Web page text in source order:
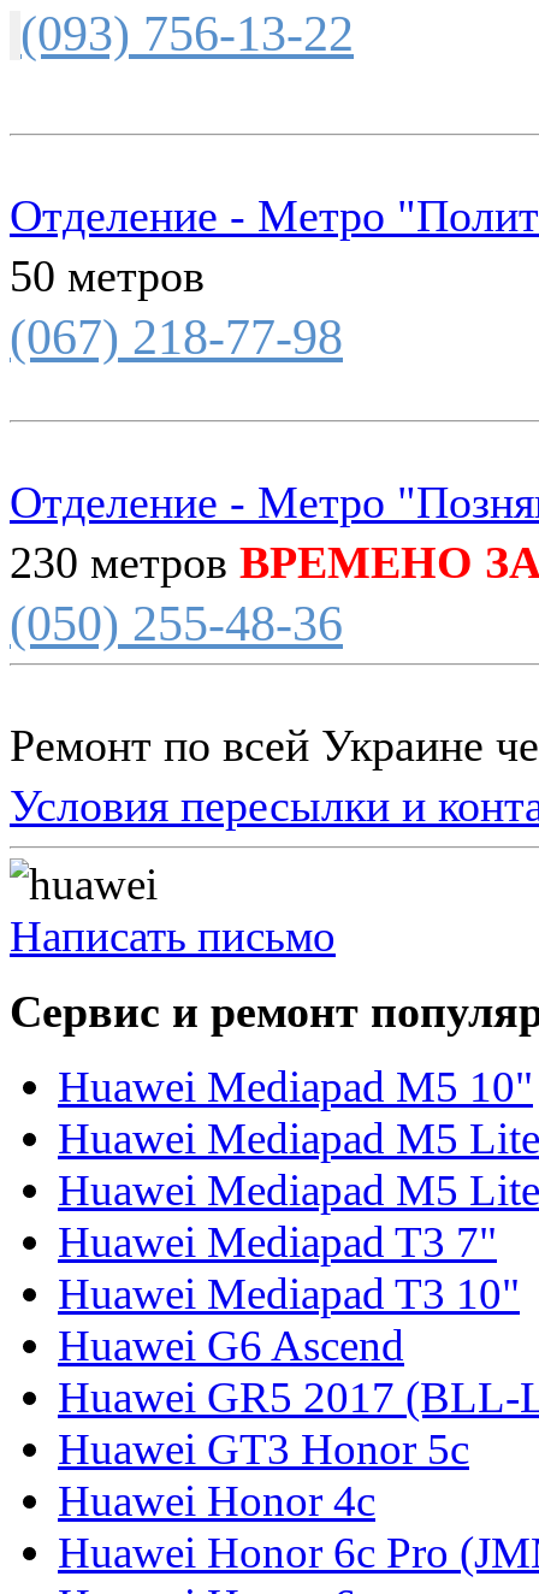
(093) 756-13-22
Отделение - Метро
50 метров
(067) 218-77-98
Отделение - Метро
230 метров ВРЕМЕНО
(050) 255-48-36
Ремонт по всей Украине
Условия пересылки и
Написать письмо
Сервис и ремонт
Huawei Mediapad M5 10"
Huawei Mediapad M5
Huawei Mediapad M5
Huawei Mediapad T3 7"
Huawei Mediapad T3 10"
Huawei G6 Ascend
Huawei GR5 2017 (BLL-
Huawei GT3 Honor 5c
Huawei Honor 4c
Huawei Honor 6c Pro